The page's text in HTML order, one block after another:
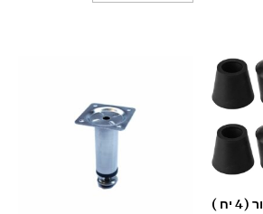
רגלית גומי 16 מ"מ שחור (4 יח )